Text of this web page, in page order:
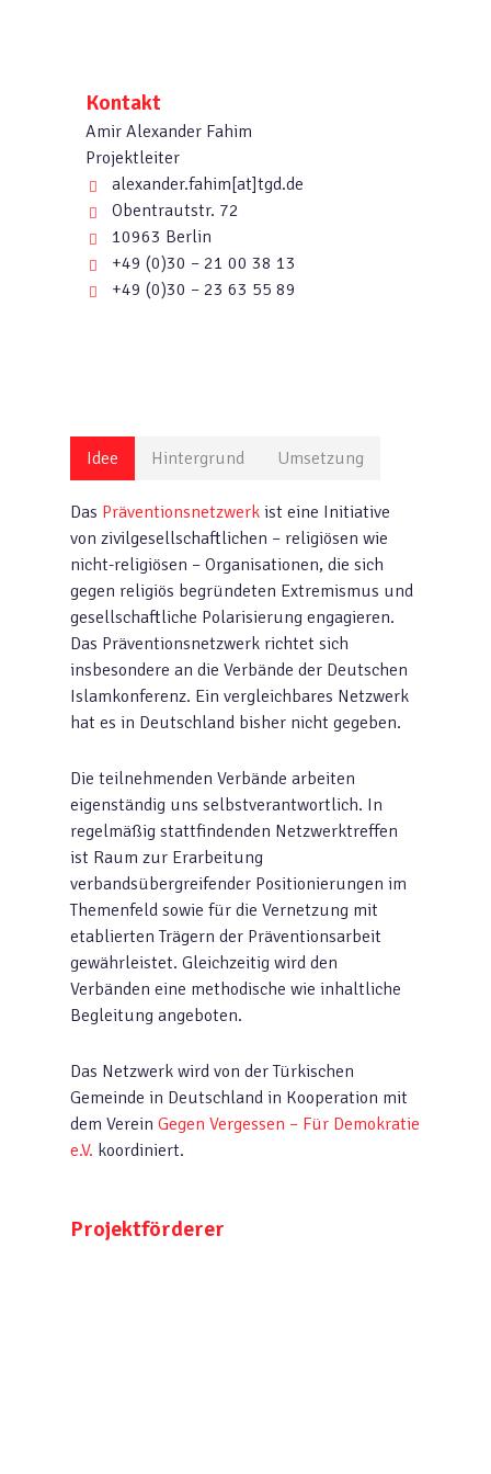
Kontakt
Amir Alexander Fahim
Projektleiter
alexander.fahim[at]tgd.de
Obentrautstr. 72
10963 Berlin
+49 (0)30 – 21 00 38 13
+49 (0)30 – 23 63 55 89
Idee Hintergrund Umsetzung
Das Präventionsnetzwerk ist eine Initiative
von zivilgesellschaftlichen – religiösen wie
nicht-religiösen – Organisationen, die sich
gegen religiös begründeten Extremismus und
gesellschaftliche Polarisierung engagieren.
Das Präventionsnetzwerk richtet sich
insbesondere an die Verbände der Deutschen
Islamkonferenz. Ein vergleichbares Netzwerk
hat es in Deutschland bisher nicht gegeben.
Die teilnehmenden Verbände arbeiten
eigenständig uns selbstverantwortlich. In
regelmäßig stattfindenden Netzwerktreffen
ist Raum zur Erarbeitung
verbandsübergreifender Positionierungen im
Themenfeld sowie für die Vernetzung mit
etablierten Trägern der Präventionsarbeit
gewährleistet. Gleichzeitig wird den
Verbänden eine methodische wie inhaltliche
Begleitung angeboten.
Das Netzwerk wird von der Türkischen
Gemeinde in Deutschland in Kooperation mit
dem VereinGegen Vergessen – Für Demokratie
e.V. koordiniert.
Projektförderer